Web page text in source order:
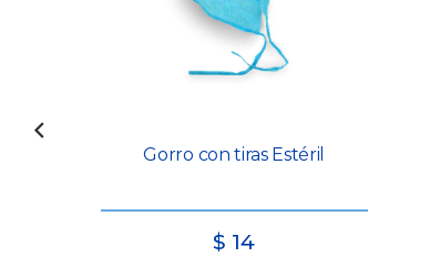
Gorro con tiras Estéril
$ 14